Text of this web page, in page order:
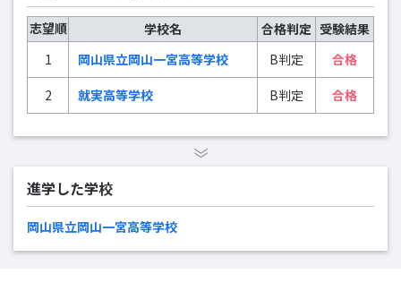
志望順 学校名 合格判定 受験結果
1
岡山県立岡山一宮高等学校 B判定
合格
2
就実高等学校 B判定 合格
進学した学校
岡山県立岡山一宮高等学校